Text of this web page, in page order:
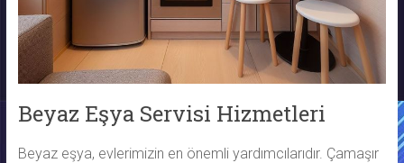
Beyaz Eşya Servisi Hizmetleri
Beyaz eşya, evlerimizin en önemli yardımcılarıdır. Çamaşır